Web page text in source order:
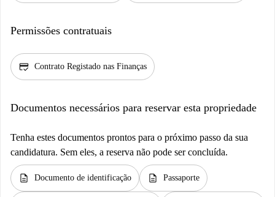
Permissões contratuais
credit_score Contrato Registado nas Finanças
Documentos necessários para reservar esta propriedade
Tenha estes documentos prontos para o próximo passo da sua
candidatura. Sem eles, a reserva não pode ser concluída.
description Documento de identificação description Passaporte